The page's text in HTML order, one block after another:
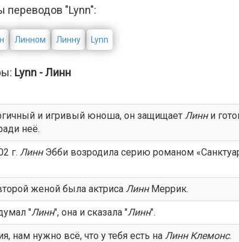
переводов "Lynn":
Линном Линну Lynn
Lynn - Линн
и игривый юноша, он защищает Линни
неё.
г. ЛиннЭбби возродила серию романом
женой была актриса ЛиннМеррик.
"Линн", она и сказала "Линн".
нам нужно всё, что у тебя есть на ЛиннКлемонс.